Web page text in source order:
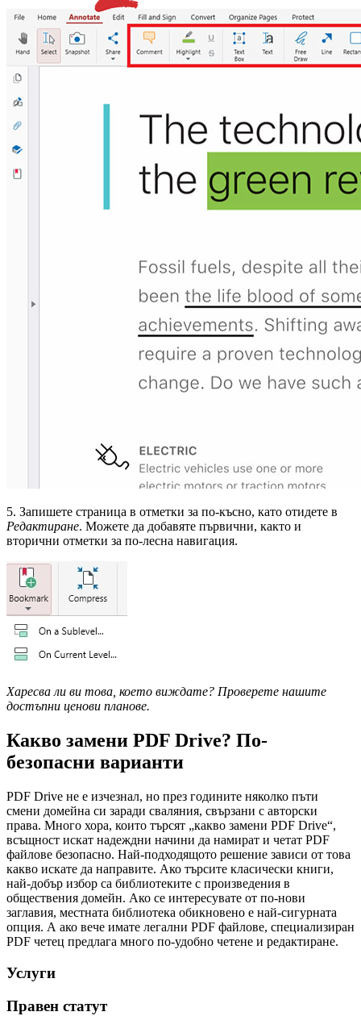
5. Запишете страница в отметки за по-късно, като отидете в
Редактиране. Можете да добавяте първични, както и
вторични отметки за по-лесна навигация.
Харесва ли ви това, което виждате? Проверете нашите
достъпни ценови планове.
Какво замени PDF Drive? По-
безопасни варианти
PDF Drive не е изчезнал, но през годините няколко пъти
смени домейна си заради сваляния, свързани с авторски
права. Много хора, които търсят „какво замени PDF Drive“,
всъщност искат надеждни начини да намират и четат PDF
файлове безопасно. Най-подходящото решение зависи от това
какво искате да направите. Ако търсите класически книги,
най-добър избор са библиотеките с произведения в
обществения домейн. Ако се интересувате от по-нови
заглавия, местната библиотека обикновено е най-сигурната
опция. А ако вече имате легални PDF файлове, специализиран
PDF четец предлага много по-удобно четене и редактиране.
Услуги
Правен статут